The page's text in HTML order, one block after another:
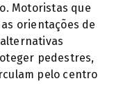
Motoristas que
orientações de
pedestres,
pelo centro